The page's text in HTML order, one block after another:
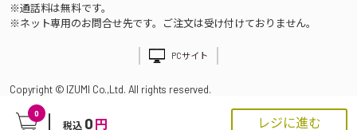
0
税込 0 円 レジに進む
※通話料は無料です。
※ネット専用のお問合せ先です。ご注文は受け付けておりません。
PCサイト
Copyright © IZUMI Co.,Ltd. All rights reserved.